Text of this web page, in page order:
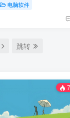
电脑软件
跳转